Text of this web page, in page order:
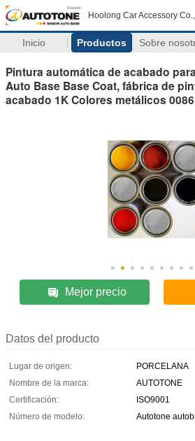
Hoolong Car Accessory
Inicio Productos Sobre
Pintura automática de acabado
Auto Base Base Coat, fábrica de
acabado 1K Colores metálicos
Mejor precio
Datos del producto
Lugar de origen:
PORCELANA
Nombre de la marca:
AUTOTONE
Certificación:
ISO9001
Número de modelo:
Autotone